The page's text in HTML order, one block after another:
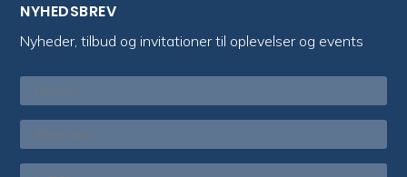
NYHEDSBREV
Nyheder, tilbud og invitationer til oplevelser og events